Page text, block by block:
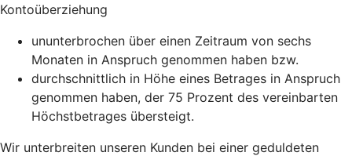
Kontoüberziehung
ununterbrochen über einen Zeitraum von sechs
Monaten in Anspruch genommen haben bzw.
durchschnittlich in Höhe eines Betrages in Anspruch
genommen haben, der 75 Prozent des vereinbarten
Höchstbetrages übersteigt.
Wir unterbreiten unseren Kunden bei einer geduldeten